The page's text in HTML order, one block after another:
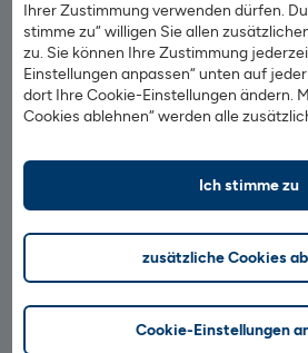
Ihrer Zustimmung verwenden dürfen.
stimme zu“ willigen Sie allen
zu. Sie können Ihre Zustimmung
Einstellungen anpassen“ unten auf
dort Ihre Cookie-Einstellungen ändern.
Cookies ablehnen“ werden alle
Ich stimme zu
zusätzliche Cookies
Cookie-Einstellungen
Barrierefreiheit
Hilfe & Kontakt
Datenschutz
Impressum
1822direkt auf Facebook
1822direkt auf TikTok
1822direkt auf YouTube
1822direkt auf
Vertrag widerrufen